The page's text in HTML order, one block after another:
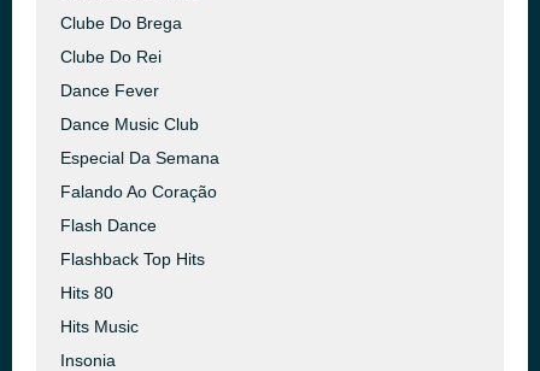
Clube Do Brega
Clube Do Rei
Dance Fever
Dance Music Club
Especial Da Semana
Falando Ao Coração
Flash Dance
Flashback Top Hits
Hits 80
Hits Music
Insonia